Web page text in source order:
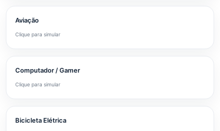
Aviação
Clique para simular
Computador / Gamer
Clique para simular
Bicicleta Elétrica